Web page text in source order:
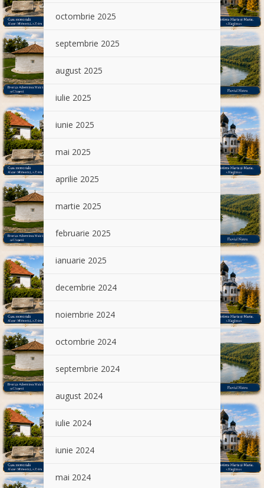
octombrie 2025
septembrie 2025
august 2025
iulie 2025
iunie 2025
mai 2025
aprilie 2025
martie 2025
februarie 2025
ianuarie 2025
decembrie 2024
noiembrie 2024
octombrie 2024
septembrie 2024
august 2024
iulie 2024
iunie 2024
mai 2024